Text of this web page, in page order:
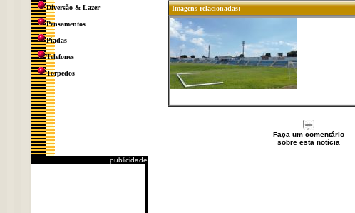
Diversão & Lazer
Pensamentos
Piadas
Telefones
Torpedos
publicidade
Imagens relacionadas:
Faça um comentário
sobre esta notícia